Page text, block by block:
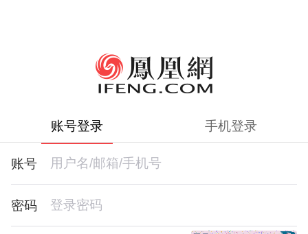
账号登录 手机登录
账号
密码